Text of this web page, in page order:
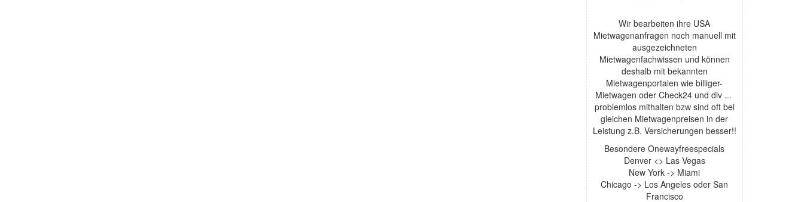
Wir bearbeiten ihre USA
Mietwagenanfragen noch manuell mit
ausgezeichneten
Mietwagenfachwissen und können
deshalb mit bekannten
Mietwagenportalen wie billiger-
Mietwagen oder Check24 und div ...
problemlos mithalten bzw sind oft bei
gleichen Mietwagenpreisen in der
Leistung z.B. Versicherungen besser!!
Besondere Onewayfreespecials
Denver <> Las Vegas
New York -> Miami
Chicago -> Los Angeles oder San
Francisco